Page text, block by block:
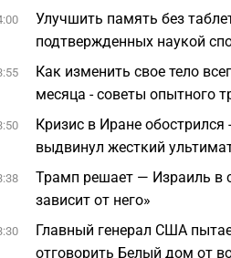
Улучшить память без
подтвержденных наукой
Как изменить свое тело
месяца - советы опытного
Кризис в Иране обострился
выдвинул жесткий
Трамп решает — Израиль в
зависит от него»
Главный генерал США
отговорить Белый дом от